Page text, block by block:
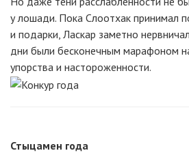
у лошади. Пока Слоотхак принимал
и подарки, Ласкар заметно
дни были бесконечным марафоном
упорства и настороженности.
Стыцамен года